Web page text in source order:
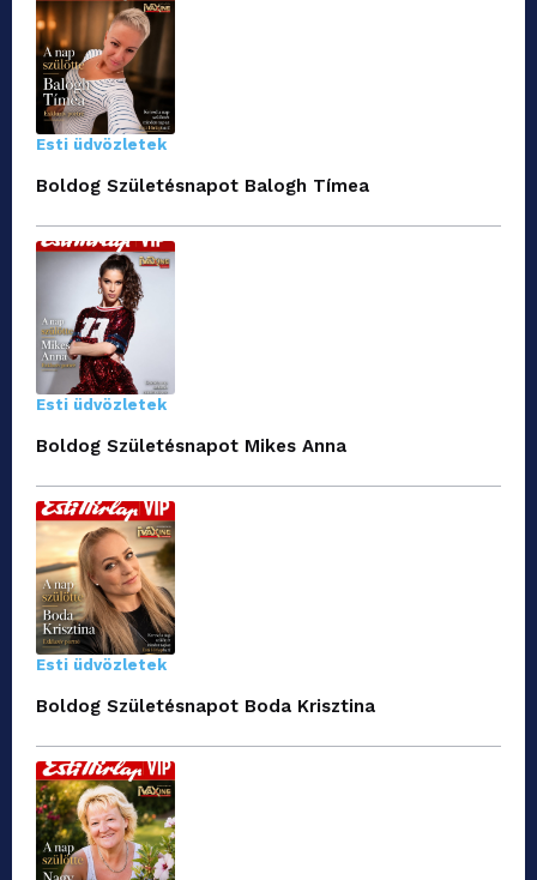
Esti üdvözletek
Boldog Születésnapot Balogh Tímea
Esti üdvözletek
Boldog Születésnapot Mikes Anna
Esti üdvözletek
Boldog Születésnapot Boda Krisztina